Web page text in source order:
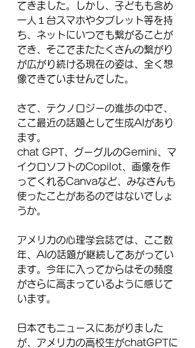
てきました。しかし、子どもも含め
一人１台スマホやタブレット等を持
ち、ネットにいつでも繋がることが
でき、そこでまたたくさんの繋がり
が広がり続ける現在の姿は、全く想
像できていませんでした。
さて、テクノロジーの進歩の中で、
ここ最近の話題として生成AIがあり
ます。
chat GPT、グーグルのGemini、マ
イクロソフトのCopilot、画像を作
ってくれるCanvaなど、みなさんも
使ったことがあるのではないでしょ
うか。
アメリカの心理学会誌では、ここ数
年、AIの話題が継続してあがってい
ます。今年に入ってからはその頻度
がさらに高まっているように感じて
います。
日本でもニュースにあがりました
が、アメリカの高校生がchatGPTに